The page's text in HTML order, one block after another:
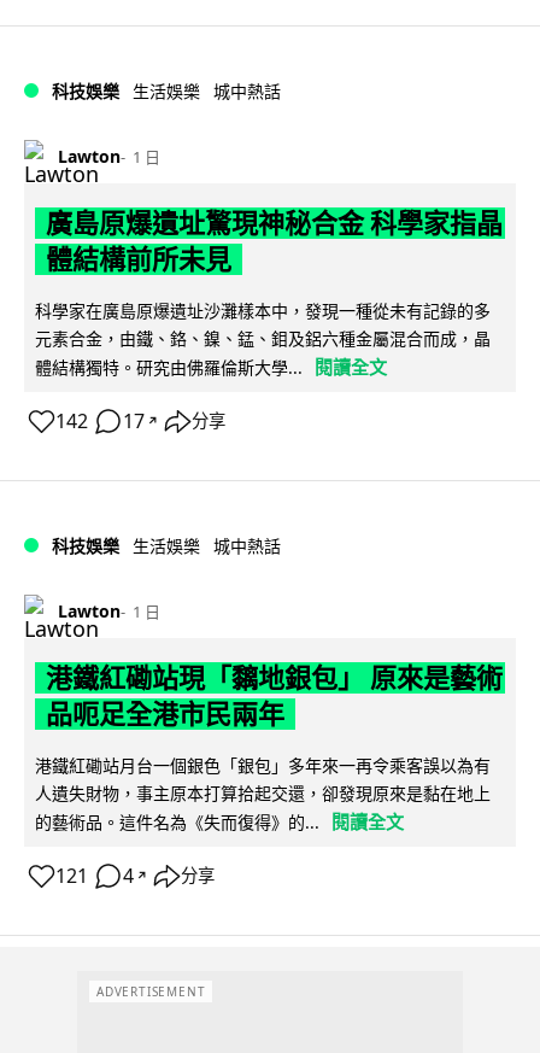
科技娛樂 生活娛樂 城中熱話
Lawton 1 日
廣島原爆遺址驚現神秘合金 科學家指晶
體結構前所未見
科學家在廣島原爆遺址沙灘樣本中，發現一種從未有記錄的多
元素合金，由鐵、鉻、鎳、錳、鉬及鋁六種金屬混合而成，晶
體結構獨特。研究由佛羅倫斯大學...
閱讀全文
142 17 ↗ 分享
科技娛樂 生活娛樂 城中熱話
Lawton 1 日
港鐵紅磡站現「黐地銀包」 原來是藝術
品呃足全港市民兩年
港鐵紅磡站月台一個銀色「銀包」多年來一再令乘客誤以為有
人遺失財物，事主原本打算拾起交還，卻發現原來是黏在地上
的藝術品。這件名為《失而復得》的...
閱讀全文
121 4 ↗ 分享
ADVERTISEMENT